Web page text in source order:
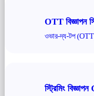
OTT বিজ্ঞাপন
ওভার-দ্য-টপ
স্ট্রিমিং